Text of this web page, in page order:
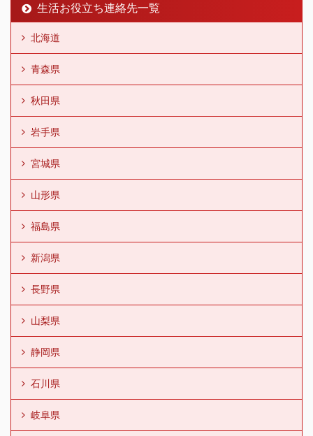
生活お役立ち連絡先一覧
北海道
青森県
秋田県
岩手県
宮城県
山形県
福島県
新潟県
長野県
山梨県
静岡県
石川県
岐阜県